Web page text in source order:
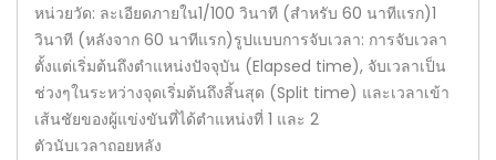
หน่วยวัด: ละเอียดภายใน1/100 วินาที (สำหรับ 60 นาทีแรก)1
วินาที (หลังจาก 60 นาทีแรก)รูปแบบการจับเวลา: การจับเวลา
ตั้งแต่เริ่มต้นถึงตำแหน่งปัจจุบัน (Elapsed time), จับเวลาเป็น
ช่วงๆในระหว่างจุดเริ่มต้นถึงสิ้นสุด (Split time) และเวลาเข้า
เส้นชัยของผู้แข่งขันที่ได้ตำแหน่งที่ 1 และ 2
ตัวนับเวลาถอยหลัง